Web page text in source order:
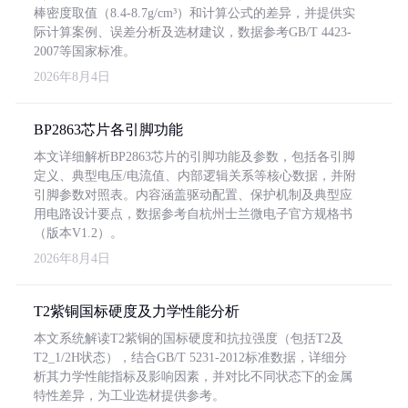
棒密度取值（8.4-8.7g/cm³）和计算公式的差异，并提供实
际计算案例、误差分析及选材建议，数据参考GB/T 4423-
2007等国家标准。
2026年8月4日
BP2863芯片各引脚功能
本文详细解析BP2863芯片的引脚功能及参数，包括各引脚
定义、典型电压/电流值、内部逻辑关系等核心数据，并附
引脚参数对照表。内容涵盖驱动配置、保护机制及典型应
用电路设计要点，数据参考自杭州士兰微电子官方规格书
（版本V1.2）。
2026年8月4日
T2紫铜国标硬度及力学性能分析
本文系统解读T2紫铜的国标硬度和抗拉强度（包括T2及
T2_1/2H状态），结合GB/T 5231-2012标准数据，详细分
析其力学性能指标及影响因素，并对比不同状态下的金属
特性差异，为工业选材提供参考。